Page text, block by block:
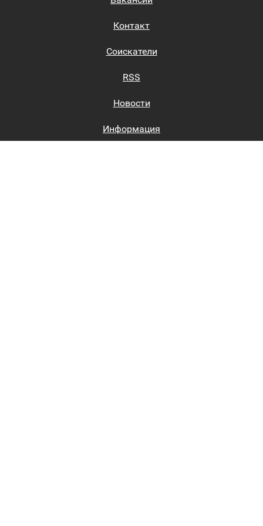
Контакт
Соискатели
RSS
Новости
Информация